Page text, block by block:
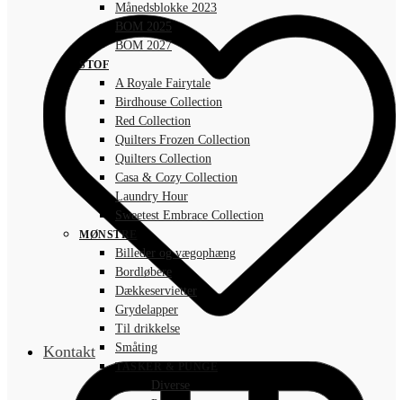
Kontakt
Månedsblokke 2023
BOM 2025
BOM 2027
STOF
A Royale Fairytale
Birdhouse Collection
Red Collection
Quilters Frozen Collection
Quilters Collection
Casa & Cozy Collection
Laundry Hour
Sweetest Embrace Collection
MØNSTRE
Billeder og vægophæng
Bordløbere
Dækkeservietter
Grydelapper
Til drikkelse
Småting
TASKER & PUNGE
Diverse